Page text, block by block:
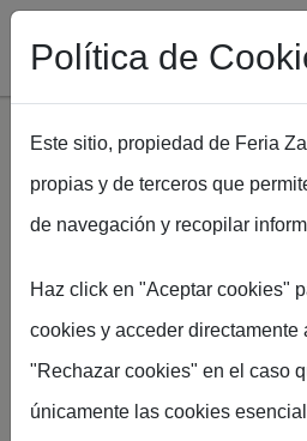
Pasar al contenido principal
exclusivos premios
Juega al
Política de
Este sitio, propiedad de Feria
propias y de terceros que
de navegación y recopilar
Haz click en "Aceptar cookies"
cookies y acceder directamente
"Rechazar cookies" en el caso
únicamente las cookies